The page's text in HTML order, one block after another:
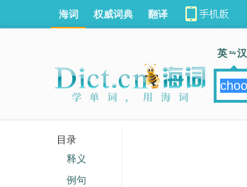
海词 权威词典 翻译
英 汉
目录
释义
例句